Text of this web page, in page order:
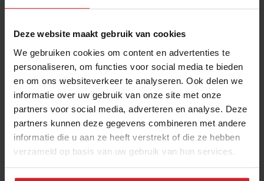
Deze website maakt gebruik van cookies
We gebruiken cookies om content en advertenties te
personaliseren, om functies voor social media te bieden
en om ons websiteverkeer te analyseren. Ook delen we
informatie over uw gebruik van onze site met onze
partners voor social media, adverteren en analyse. Deze
partners kunnen deze gegevens combineren met andere
informatie die u aan ze heeft verstrekt of die ze hebben
verzameld op basis van uw gebruik van hun services.
THANKS
conceptwatching en hotspots van Food Inspiration
per e-mail ontvangen.Klik hier voor meer informatie.
Verzend
Veel gelezen artikelen
Bangkok is tegenwoordig meer dan